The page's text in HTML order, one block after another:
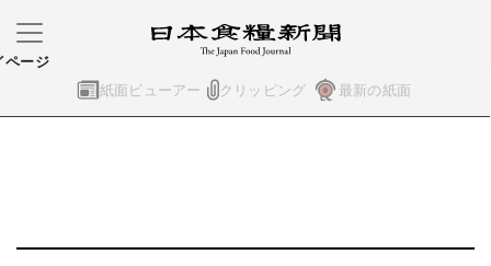
紙面ビューアー クリッピング 最新の紙面
ページ